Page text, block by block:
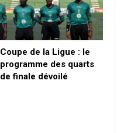
Coupe de la Ligue : le
programme des quarts
de finale dévoilé